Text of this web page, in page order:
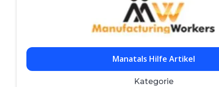
Manatals Hilfe Artikel
Kategorie